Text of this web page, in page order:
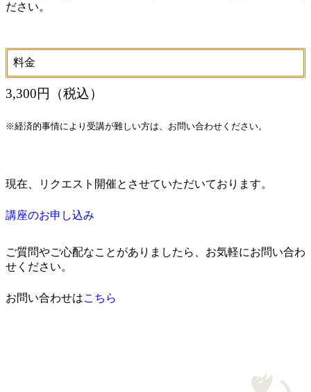
ださい。
料金
3,300円（税込）
※経済的事情により受講が難しい方は、お問い合わせください。
現在、リクエスト開催とさせていただいております。
講座のお申し込み
ご質問やご心配なことがありましたら、お気軽にお問い合わ
せください。
お問い合わせはこちら